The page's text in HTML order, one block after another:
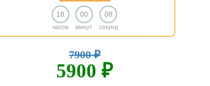
18
часов
00
минут
07
секунд
7900 ₽
5900 ₽